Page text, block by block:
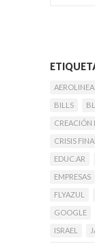
BILLS
CREACIÓN
CRISIS
EDUC.AR
EMPRESAS
FLYAZUL
GOOGLE
ISRAEL